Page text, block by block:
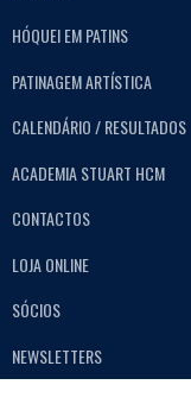
HÓQUEI EM PATINS
PATINAGEM ARTÍSTICA
CALENDÁRIO / RESULTADOS
ACADEMIA STUART HCM
CONTACTOS
LOJA ONLINE
SÓCIOS
NEWSLETTERS